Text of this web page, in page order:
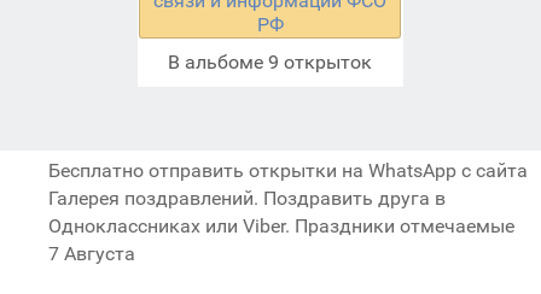
РФ
В альбоме 9 открыток
Бесплатно отправить открытки на WhatsApp с сайта
Галерея поздравлений. Поздравить друга в
Одноклассниках или Viber. Праздники отмечаемые
7 Августа